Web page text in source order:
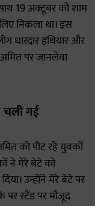
19 अक्टूबर को शाम
निकला था। इस
धारदार हथियार और
पर जानलेवा
चली गई
को पीट रहे युवकों
ने मेरे बेटे को
उन्होंने मेरे बेटे पर
पर स्टैंड पर मौजूद